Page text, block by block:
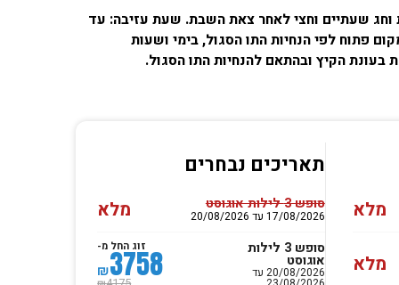
12, מבוגר מגיל 12. שעת קבלת חדרים: החל מ- 15:00, בשבת וחג שעתיים וחצי לאחר צאת השבת. שעת עזיבה: עד
והמקום פתוח לפי הנחיות התו הסגול, בימי ושעות
בעונת הקיץ ובהתאם להנחיות התו הסגול.
מלא
מלא
תאריכים נבחרים
סופש 3 לילות אוגוסט
17/08/2026 עד 20/08/2026 מלא
סופש 3 לילות
אוגוסט
20/08/2026 עד
זוג החל מ-
₪3758